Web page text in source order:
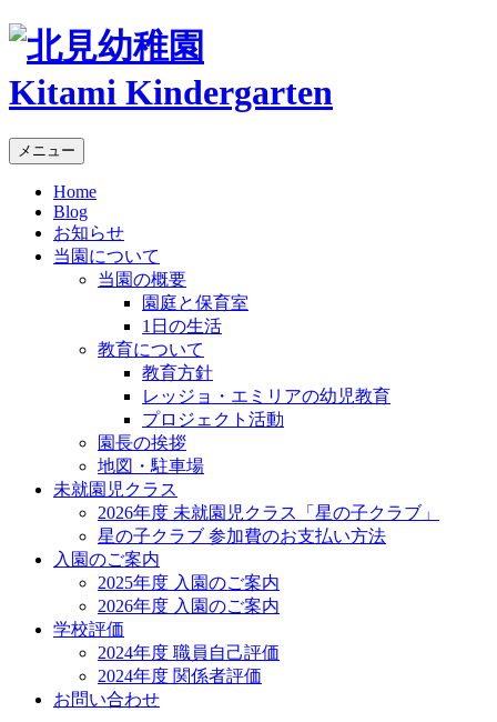
Kitami Kindergarten
メニュー
Home
Blog
お知らせ
当園について
当園の概要
園庭と保育室
1日の生活
教育について
教育方針
レッジョ・エミリアの幼児教育
プロジェクト活動
園長の挨拶
地図・駐車場
未就園児クラス
2026年度 未就園児クラス「星の子クラブ」
星の子クラブ 参加費のお支払い方法
入園のご案内
2025年度 入園のご案内
2026年度 入園のご案内
学校評価
2024年度 職員自己評価
2024年度 関係者評価
お問い合わせ